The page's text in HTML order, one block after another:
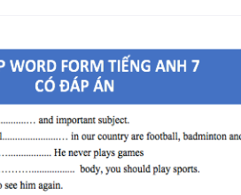
BẢNG WORD FORM
UNIT - TIẾNG ANH 7
SUCCESS - HỌC